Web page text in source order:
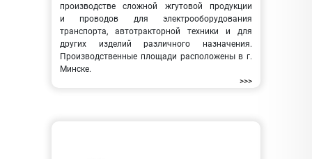
производстве сложной жгутовой продукции
и проводов для электрооборудования
транспорта, автотракторной техники и для
других изделий различного назначения.
Производственные площади расположены в г.
Минске.
>>>